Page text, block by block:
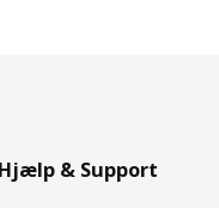
& Support